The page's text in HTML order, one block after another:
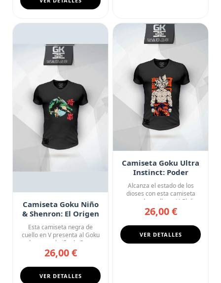
Camiseta Goku Niño
& Shenron: El Origen
del Legendario
Esta camiseta negra de
cuello en V presenta al Goku
más puro, el niño de Drag...
26,00 €
VER DETALLES
Camiseta Goku Ultra
Instinct: Poder
Infinito
Alcanza el estado de los
dioses con esta camiseta
negra de cuello en V. El di...
26,00 €
VER DETALLES